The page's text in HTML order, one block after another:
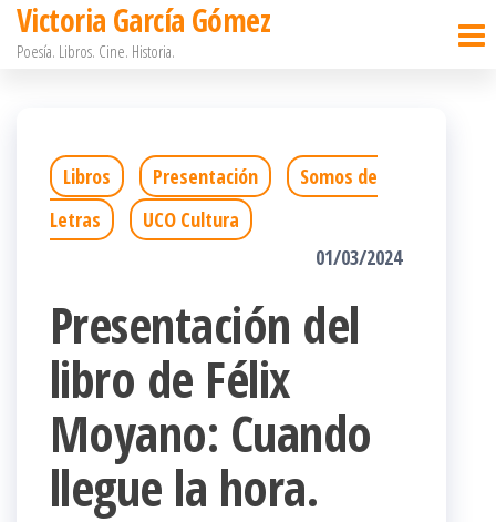
Saltar
Victoria García Gómez
Poesía. Libros. Cine. Historia.
Libros Presentación
Somos de
Letras
UCO Cultura
01/03/2024
Presentación del
libro de Félix
Moyano: Cuando
llegue la hora.